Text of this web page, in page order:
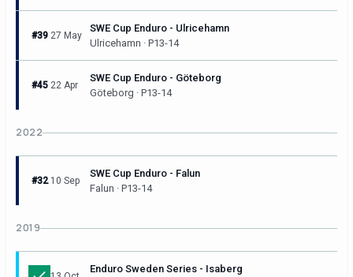
#39 27 May
SWE Cup Enduro - Ulricehamn
Ulricehamn · P13-14
#45 22 Apr
SWE Cup Enduro - Göteborg
Göteborg · P13-14
2022
#32 10 Sep
SWE Cup Enduro - Falun
Falun · P13-14
2019
Enduro Sweden Series - Isaberg